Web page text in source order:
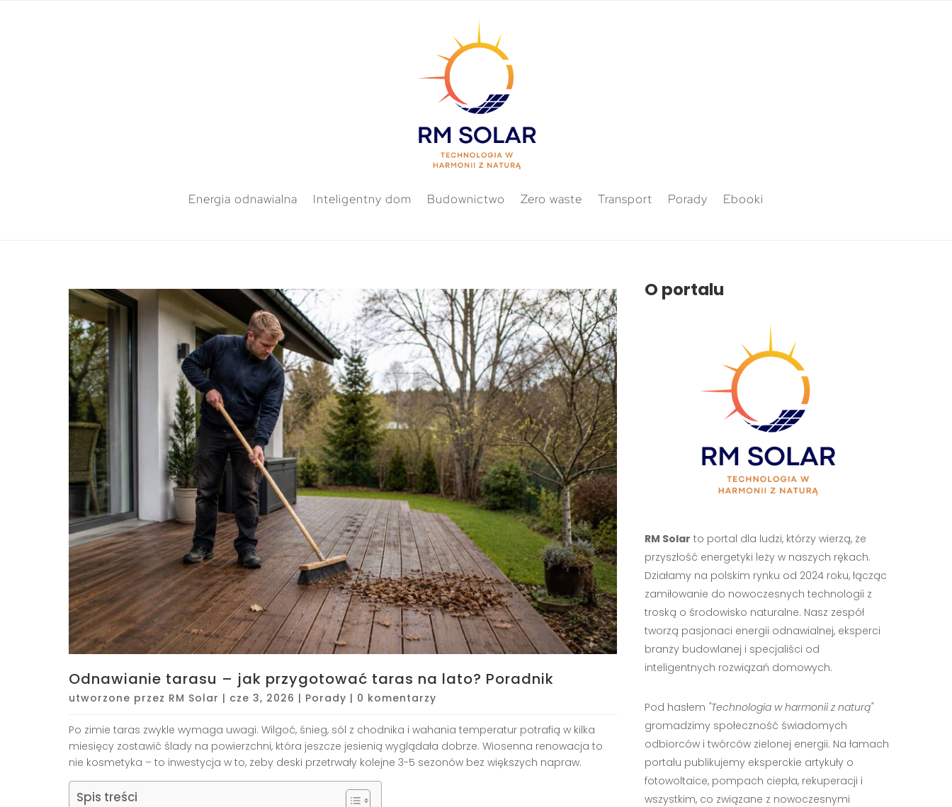
Energia odnawialna Inteligentny dom Budownictwo Zero waste Transport Porady Ebooki
Odnawianie tarasu – jak przygotować taras na lato? Poradnik
utworzone przez RM Solar | cze 3, 2026 | Porady | 0 komentarzy
Po zimie taras zwykle wymaga uwagi. Wilgoć, śnieg, sól z chodnika i wahania temperatur potrafią w kilka
miesięcy zostawić ślady na powierzchni, która jeszcze jesienią wyglądała dobrze. Wiosenna renowacja to
nie kosmetyka – to inwestycja w to, żeby deski przetrwały kolejne 3-5 sezonów bez większych napraw.
Spis treści
O portalu
RM Solar to portal dla ludzi, którzy wierzą, że
przyszłość energetyki leży w naszych rękach.
Działamy na polskim rynku od 2024 roku, łącząc
zamiłowanie do nowoczesnych technologii z
troską o środowisko naturalne. Nasz zespół
tworzą pasjonaci energii odnawialnej, eksperci
branży budowlanej i specjaliści od
inteligentnych rozwiązań domowych.
Pod hasłem "Technologia w harmonii z naturą"
gromadzimy społeczność świadomych
odbiorców i twórców zielonej energii. Na łamach
portalu publikujemy eksperckie artykuły o
fotowoltaice, pompach ciepła, rekuperacji i
wszystkim, co związane z nowoczesnymi